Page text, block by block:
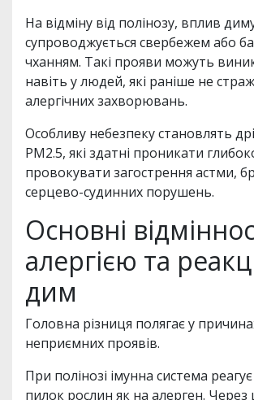
На відміну від полінозу, вплив
супроводжується свербежем або
чханням. Такі прояви можуть
навіть у людей, які раніше не
алергічних захворювань.
Особливу небезпеку становлять
PM2.5, які здатні проникати
провокувати загострення астми,
серцево-судинних порушень.
Основні
алергією та
дим
Головна різниця полягає у
неприємних проявів.
При полінозі імунна система
пилок рослин як на алерген. Через